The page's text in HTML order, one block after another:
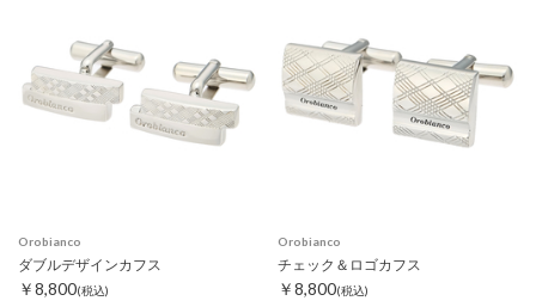
Orobianco
ダブルデザインカフス
￥8,800(税込)
Orobianco
チェック＆ロゴカフス
￥8,800(税込)